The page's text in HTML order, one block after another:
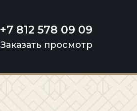
+7 812 578 09 09
Заказать просмотр